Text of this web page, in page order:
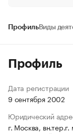
ПрофильВиды
Профиль
Дата регистрации
9 сентября 2002
Юридический
г. Москва,